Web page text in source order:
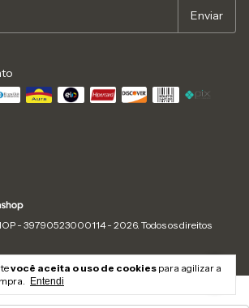
você aceita o uso de cookies para agilizar a
Entendi
- 39790523000114 - 2026. Todos os direitos